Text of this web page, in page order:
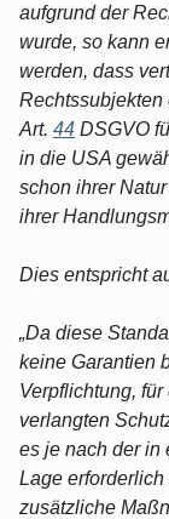
aufgrund der
wurde, so kann
werden, dass
Art. 44 DSGVO
in die USA
schon ihrer
ihrer
Dies entspricht
„Da diese
keine Garantien
Verpflichtung,
verlangten
es je nach der in
Lage
zusätzliche